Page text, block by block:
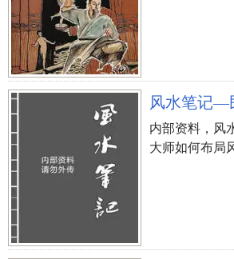
中秋加班工资怎么算
上一篇： 农历八月二十一喜神方位
风水笔记—
内部资料，风
大师如何布局